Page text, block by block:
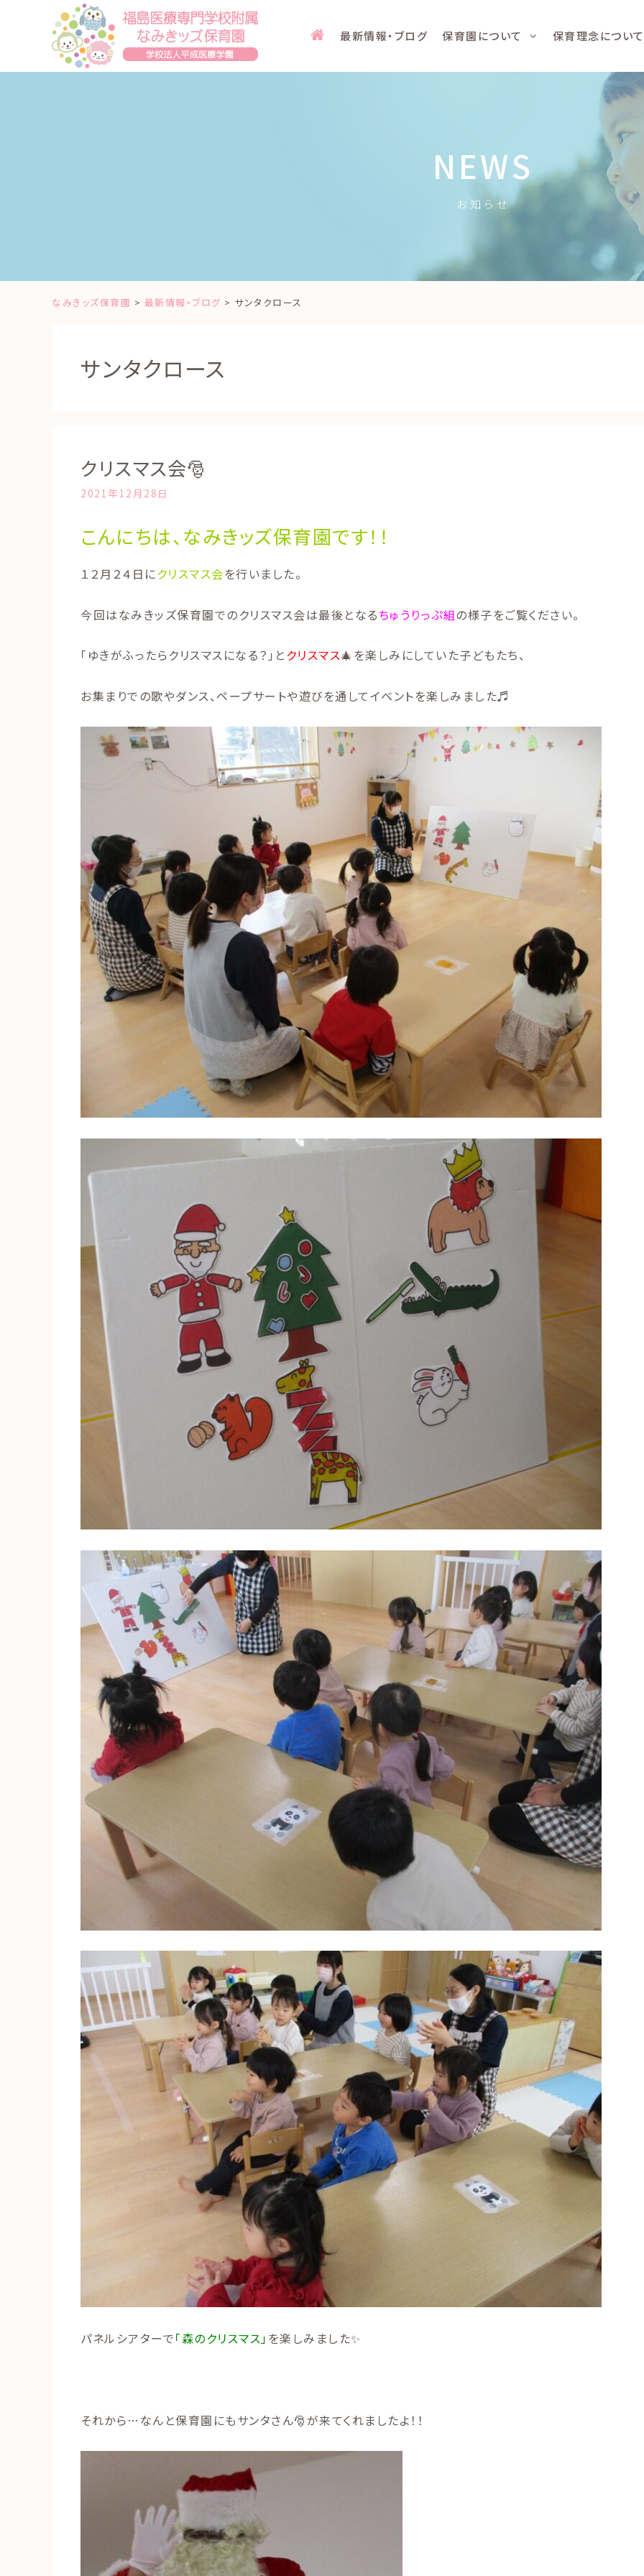
最新情報・ブログ 保育園について 保育理念について
NEWS
お知らせ
なみきッズ保育園 > 最新情報・ブログ > サンタクロース
サンタクロース
クリスマス会🎅
2021年12月28日
こんにちは、なみきッズ保育園です！！
１２月２４日にクリスマス会を行いました。
今回はなみきッズ保育園でのクリスマス会は最後となるちゅうりっぷ組の様子をご覧ください。
「ゆきがふったらクリスマスになる？」とクリスマス🎄を楽しみにしていた子どもたち、
お集まりでの歌やダンス、ペープサートや遊びを通してイベントを楽しみました♬
パネルシアターで「森のクリスマス」 を楽しみました✨
それから…なんと保育園にもサンタさん🎅が来てくれましたよ！！